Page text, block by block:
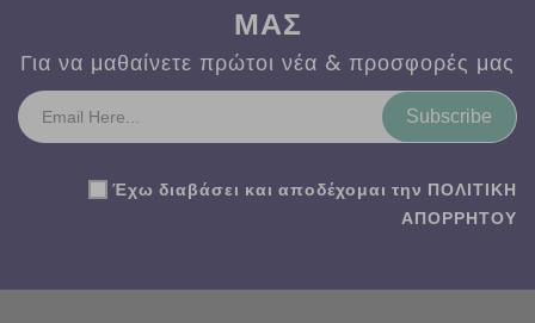
ΜΑΣ
Για να μαθαίνετε πρώτοι νέα & προσφορές μας
Subscribe
Έχω διαβάσει και αποδέχομαι την ΠΟΛΙΤΙΚΗ
ΑΠΟΡΡΗΤΟΥ